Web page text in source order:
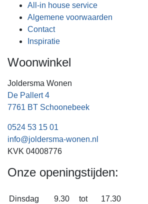
All-in house service
Algemene voorwaarden
Contact
Inspiratie
Woonwinkel
Joldersma Wonen
De Pallert 4
7761 BT Schoonebeek
0524 53 15 01
info@joldersma-wonen.nl
KVK 04008776
Onze openingstijden:
Dinsdag 9.30 tot 17.30